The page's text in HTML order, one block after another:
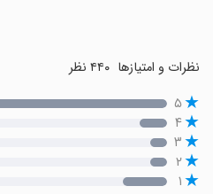
نظرات و امتیازها
۵
۴
۳
۲
۱